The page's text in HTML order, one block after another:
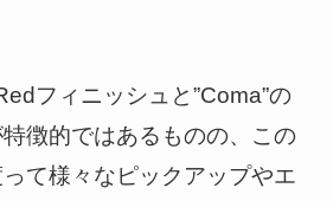
フィニッシュと”Coma”の
徴的ではあるものの、この
て様々なピックアップやエ